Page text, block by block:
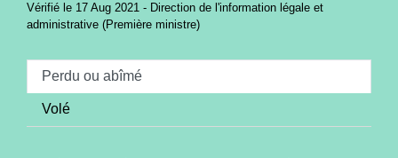
Vérifié le 17 Aug 2021 - Direction de l'information légale et
administrative (Première ministre)
Perdu ou abîmé
Volé